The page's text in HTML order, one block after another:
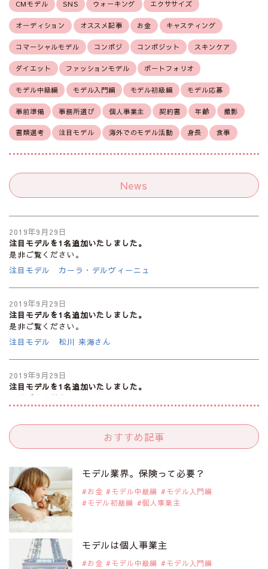
CMモデル SNS ウォーキング エクササイズ
オーディション オススメ記事 お金 キャスティング
コマーシャルモデル コンポジ コンポジット スキンケア
ダイエット ファッションモデル ポートフォリオ
モデル中級編 モデル入門編 モデル初級編 モデル応募
事前準備 事務所選び 個人事業主 契約書 年齢 撮影
書類選考 注目モデル 海外でのモデル活動 身長 食事
News
2019年9月29日
注目モデルを1名追加いたしました。
是非ご覧ください。
注目モデル カーラ・デルヴィーニュ
2019年9月29日
注目モデルを1名追加いたしました。
是非ご覧ください。
注目モデル 松川 来海さん
2019年9月29日
注目モデルを1名追加いたしました。
是非ご覧ください。
2019年9月29日
是非ご覧ください。
注目モデル 水原佑果さん
2019年9月29日
是非ご覧ください。
注目モデル CHIHARUさん
おすすめ記事
モデル業界。保険って必要？
お金 モデル中級編
モデル入門編
モデル初級編
個人事業主
モデルは個人事業主
お金 モデル中級編
モデル入門編